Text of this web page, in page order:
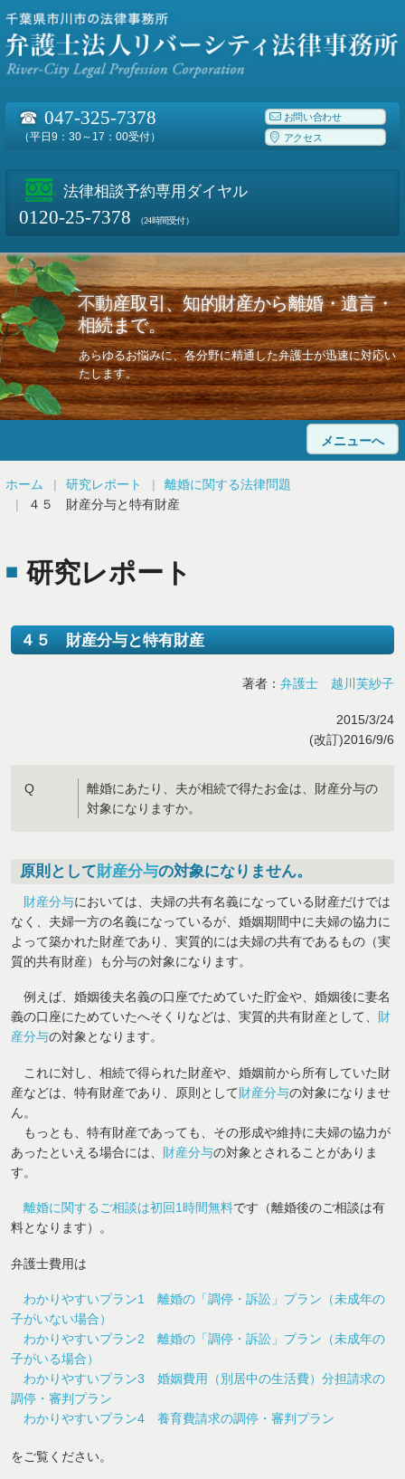
☎ 047-325-7378
（平日9：30～17：00受付）
お問い合わせ
アクセス
法律相談予約専用ダイヤル
0120-25-7378 （24時間受付）
不動産取引、知的財産から離婚・遺言・
相続まで。
あらゆるお悩みに、各分野に精通した弁護士が迅速に対応い
たします。
メニューへ
ホーム
法律相談
顧問弁護士のご案内
ホーム 研究レポート
離婚に関する法律問題
４５ 財産分与と特有財産
研究レポート
４５ 財産分与と特有財産
著者： 弁護士 越川芙紗子
2015/3/24
(改訂)2016/9/6
Q
離婚にあたり、夫が相続で得たお金は、財産分与の
対象になりますか。
原則として財産分与の対象になりません。
財産分与においては、夫婦の共有名義になっている財産だけでは
なく、夫婦一方の名義になっているが、婚姻期間中に夫婦の協力に
よって築かれた財産であり、実質的には夫婦の共有であるもの（実
質的共有財産）も分与の対象になります。
例えば、婚姻後夫名義の口座でためていた貯金や、婚姻後に妻名
義の口座にためていたへそくりなどは、実質的共有財産として、 財
産分与の対象となります。
これに対し、相続で得られた財産や、婚姻前から所有していた財
産などは、特有財産であり、原則として財産分与の対象になりませ
ん。
もっとも、特有財産であっても、その形成や維持に夫婦の協力が
あったといえる場合には、 財産分与の対象とされることがありま
す。
離婚に関するご相談は初回1時間無料です（離婚後のご相談は有
料となります）。
弁護士費用は
わかりやすいプラン1 離婚の「調停・訴訟」プラン（未成年の
子がいない場合）
わかりやすいプラン2 離婚の「調停・訴訟」プラン（未成年の
子がいる場合）
わかりやすいプラン3 婚姻費用（別居中の生活費）分担請求の
調停・審判プラン
わかりやすいプラン4 養育費請求の調停・審判プラン
をご覧ください。